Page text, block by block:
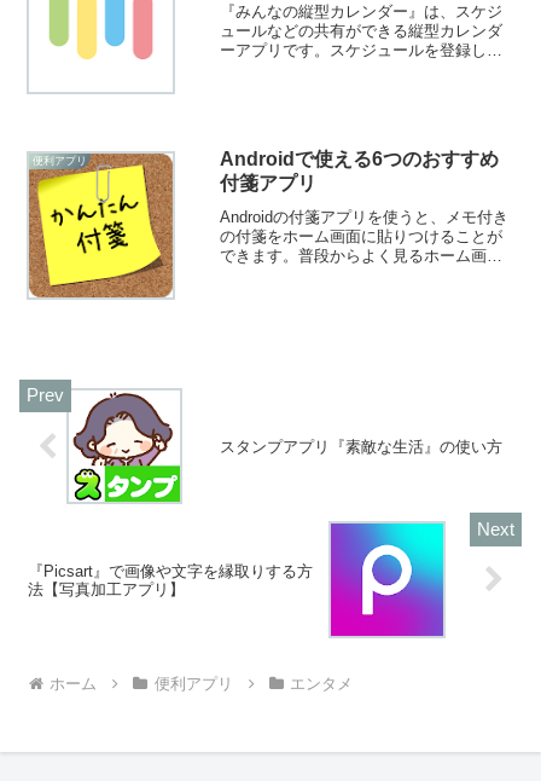
『みんなの縦型カレンダー』は、スケジ
ュールなどの共有ができる縦型カレンダ
ーアプリです。スケジュールを登録した
便利アプリ
Androidで使える6つのおすすめ
付箋アプリ
Androidの付箋アプリを使うと、メモ付き
の付箋をホーム画面に貼りつけることが
できます。普段からよく見るホーム画面
スタンプアプリ『素敵な生活』の使い方
『Picsart』で画像や文字を縁取りする方
法【写真加工アプリ】
ホーム 便利アプリ エンタメ